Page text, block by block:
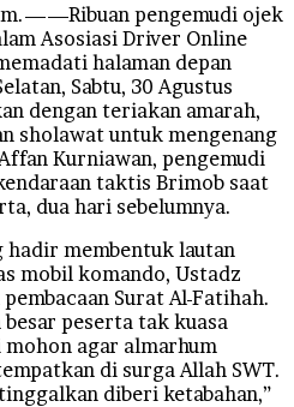
pengemudi ojek
Asosiasi Driver Online
halaman depan
Sabtu, 30 Agustus
dengan teriakan amarah,
sholawat untuk mengenang
Kurniawan, pengemudi
taktis Brimob saat
dua hari sebelumnya.
hadir membentuk lautan
mobil komando, Ustadz
Surat Al-Fatihah.
besar peserta tak kuasa
agar almarhum
di surga Allah SWT.
diberi ketabahan,”